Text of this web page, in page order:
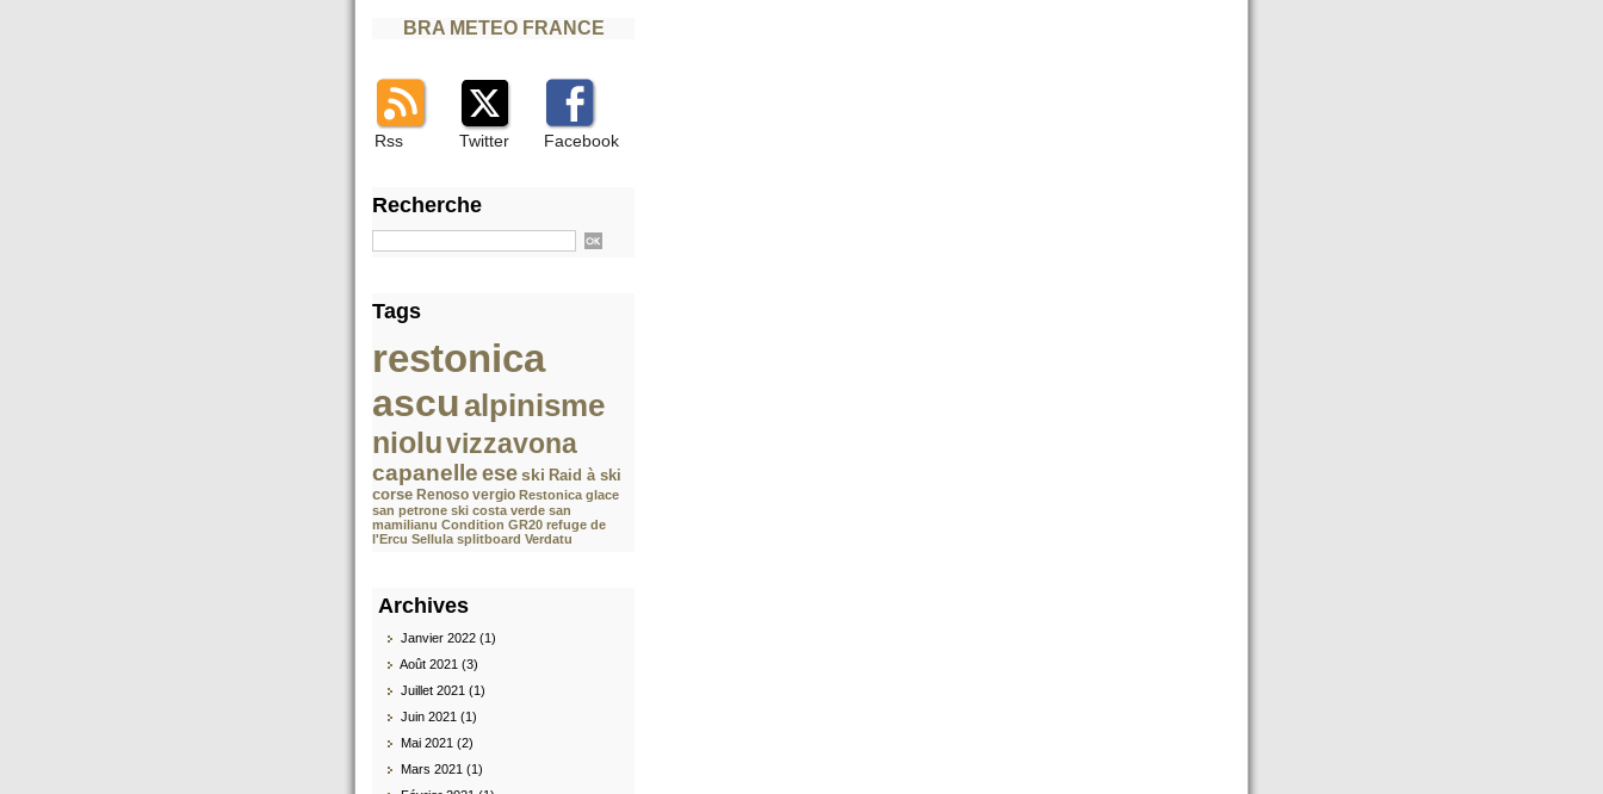
BRA METEO FRANCE
Rss Twitter Facebook
Recherche
Tags
restonica
ascualpinisme
nioluvizzavona
capanelle eseski Raid à ski
corse Renoso vergio Restonica glace
san petrone ski costa verde san
mamilianu Condition GR20 refuge de
l'Ercu Sellula splitboard Verdatu
Archives
Janvier 2022 (1)
Août 2021 (3)
Juillet 2021 (1)
Juin 2021 (1)
Mai 2021 (2)
Mars 2021 (1)